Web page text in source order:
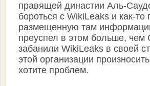
правящей династии Аль-
бороться с WikiLeaks и как-то
размещенную там
преуспел в этом больше, чем
забанили WikiLeaks в своей
этой организации
хотите проблем.